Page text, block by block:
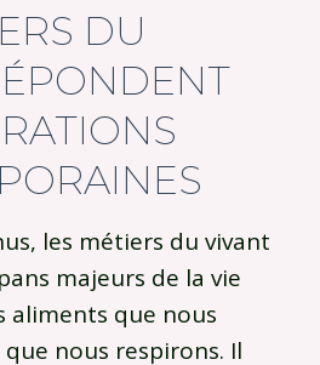
DU
les métiers du vivant
majeurs de la vie
aliments que nous
que nous respirons. Il